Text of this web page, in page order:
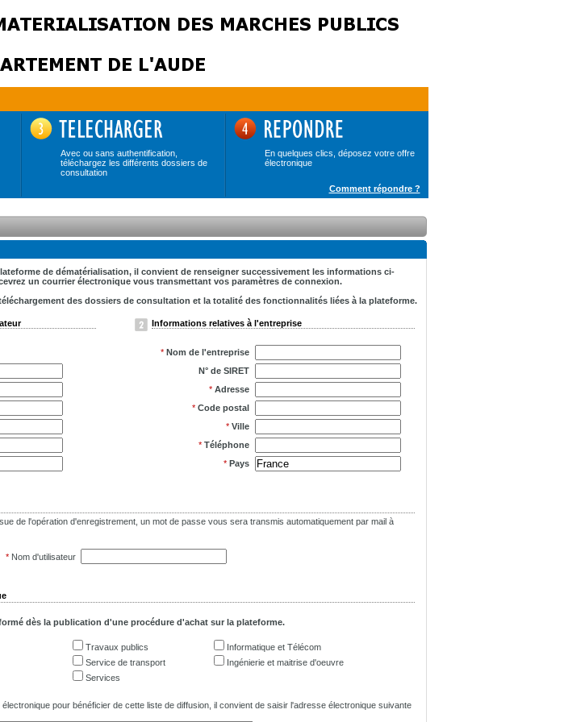
Avec ou sans authentification,
téléchargez les différents dossiers de
consultation
En quelques clics, déposez votre offre
électronique
Comment répondre ?
de dématérialisation, il convient de renseigner successivement les informations ci-
un courrier électronique vous transmettant vos paramètres de connexion.
des dossiers de consultation et la totalité des fonctionnalités liées à la plateforme.
Informations relatives à l'entreprise
* Nom de l'entreprise
N° de SIRET
* Adresse
* Code postal
* Ville
* Téléphone
* Pays
de l'opération d'enregistrement, un mot de passe vous sera transmis automatiquement par mail à
* Nom d'utilisateur
dès la publication d'une procédure d'achat sur la plateforme.
Travaux publics
Informatique et Télécom
Service de transport
Ingénierie et maitrise d'oeuvre
Services
pour bénéficier de cette liste de diffusion, il convient de saisir l'adresse électronique suivante